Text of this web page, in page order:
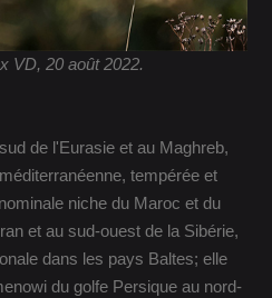
VD, 20 août 2022.
de l'Eurasie et au Maghreb,
tempérée et
niche du Maroc et du
et au sud-ouest de la Sibérie,
dans les pays Baltes; elle
du golfe Persique au nord-